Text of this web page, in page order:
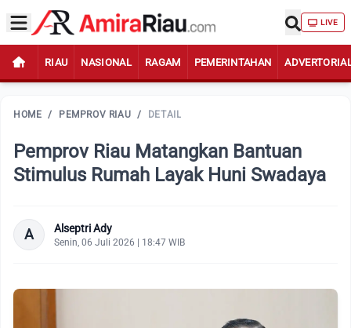
LIVE
RIAU NASIONAL RAGAM PEMERINTAHAN
HOME / PEMPROV RIAU / DETAIL
Pemprov Riau Matangkan Bantuan
Stimulus Rumah Layak Huni Swadaya
A Alseptri Ady
Senin, 06 Juli 2026 | 18:47 WIB